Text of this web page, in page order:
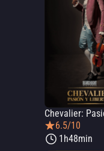
6.5/10
1h48min